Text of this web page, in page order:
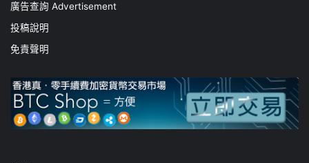
廣告查詢 Advertisement
投稿說明
免責聲明